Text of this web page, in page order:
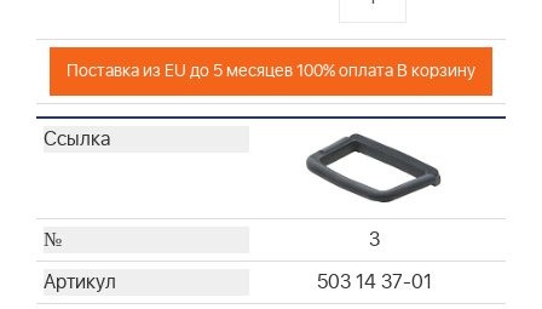
Поставка из EU до 5 месяцев 100% оплата В корзину
3
503 14 37-01